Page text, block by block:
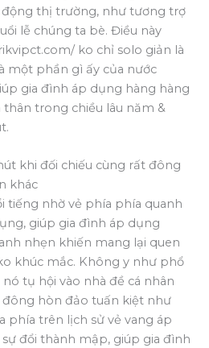
thị trường, như tương trợ
lễ chúng ta bè. Điều này
ko chỉ solo giản là
một phần gì ấy của nước
gia đình áp dụng hàng hàng
trong chiều lâu năm &
khi đối chiếu cùng rất đông
khác
tiếng nhờ vẻ phía phía quanh
giúp gia đình áp dụng
nhẹn khiến mang lại quen
khúc mắc. Không y như phổ
tụ hội vào nhà đề cá nhân
đông hòn đảo tuấn kiệt như
phía trên lịch sử vẻ vang áp
đổi thành mập, giúp gia đình